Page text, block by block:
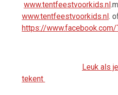
www.tentfeestvoorkids.nl
www.tentfeestvoorkids.nl.
https://
Leuk als
tekent